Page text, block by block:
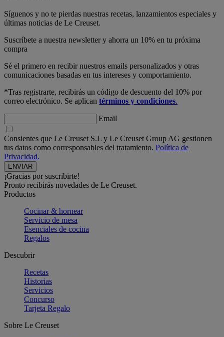
Síguenos y no te pierdas nuestras recetas, lanzamientos especiales y
últimas noticias de Le Creuset.
Suscríbete a nuestra newsletter y ahorra un 10% en tu próxima
compra
Sé el primero en recibir nuestros emails personalizados y otras
comunicaciones basadas en tus intereses y comportamiento.
*Tras registrarte, recibirás un código de descuento del 10% por
correo electrónico. Se aplican términos y condiciones.
Email
Consientes que Le Creuset S.L y Le Creuset Group AG gestionen
tus datos como corresponsables del tratamiento. Política de
Privacidad.
¡Gracias por suscribirte!
Pronto recibirás novedades de Le Creuset.
Productos
Cocinar & hornear
Servicio de mesa
Esenciales de cocina
Regalos
Descubrir
Recetas
Historias
Servicios
Concurso
Tarjeta Regalo
Sobre Le Creuset